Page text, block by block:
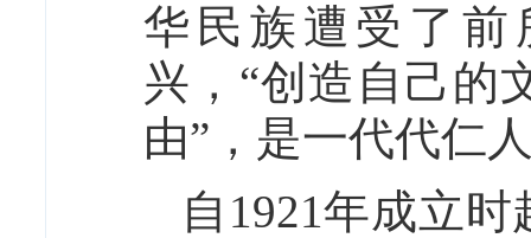
华民族遭受了
兴，“创造自己的
由”，是一代代仁
自1921年成立